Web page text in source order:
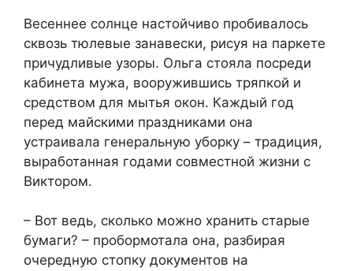
Весеннее солнце настойчиво пробивалось
сквозь тюлевые занавески, рисуя на паркете
причудливые узоры. Ольга стояла посреди
кабинета мужа, вооружившись тряпкой и
средством для мытья окон. Каждый год
перед майскими праздниками она
устраивала генеральную уборку – традиция,
выработанная годами совместной жизни с
Виктором.
– Вот ведь, сколько можно хранить старые
бумаги? – пробормотала она, разбирая
очередную стопку документов на